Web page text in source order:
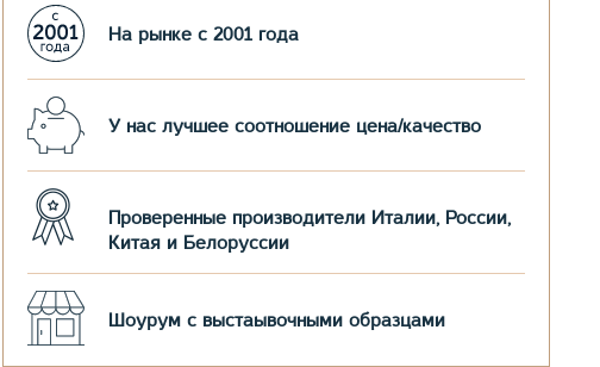
На рынке с 2001 года
У нас лучшее соотношение цена/качество
Проверенные производители Италии, России,
Китая и Белоруссии
Шоурум с выстаывочными образцами